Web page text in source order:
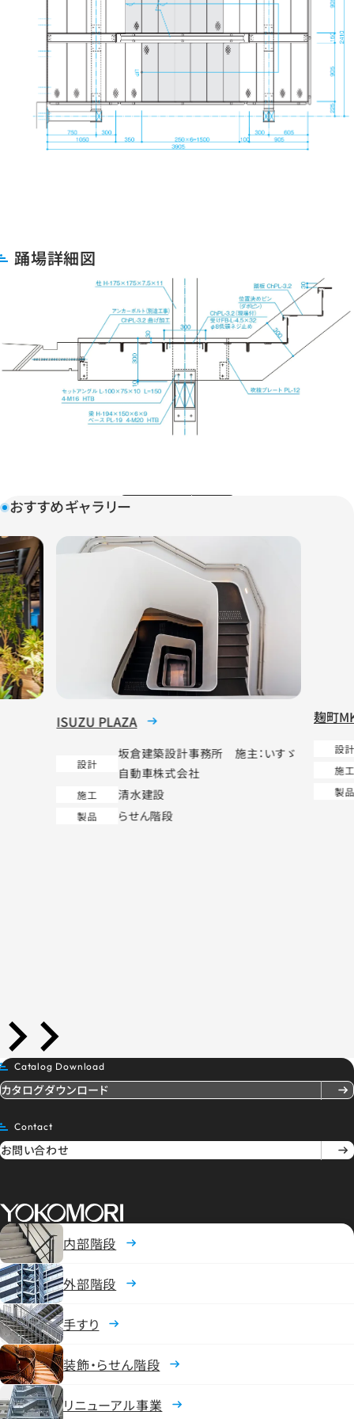
踊場詳細図
カタログダウンロード
内部階段
外部階段
手すり
装飾・らせん階段
リニューアル事業
おすすめギャラリー
ISUZU PLAZA
設計
坂倉建築設計事務所 施主：いすゞ
自動車株式会社
施工 清水建設
製品 らせん階段
…
Catalog Download
Contact
JP EN
ヨコモリの階段とは
ギャラリー/実績
トピックス
企業情報
会社概要
企業理念
製品情報
内部階段
採用情報